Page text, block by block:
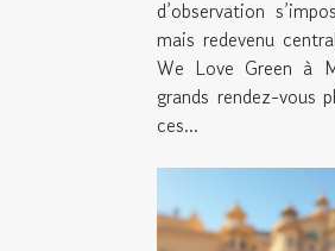
d’observation
mais redevenu
We Love Green à
grands rendez-vous
ces...